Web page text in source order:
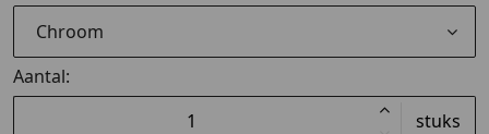
Chroom
Aantal:
stuks